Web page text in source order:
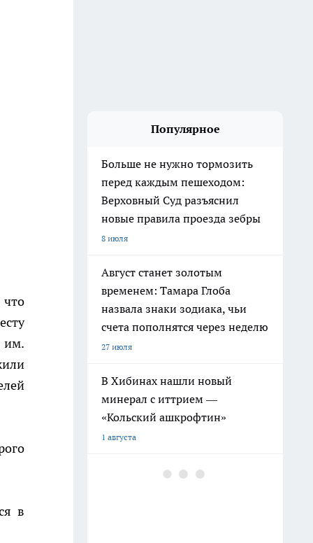
им.
в
Популярное
Больше не нужно тормозить
перед каждым пешеходом:
Верховный Суд разъяснил
новые правила проезда зебры
8 июля
Август станет золотым
временем: Тамара Глоба
назвала знаки зодиака, чьи
счета пополнятся через неделю
27 июля
В Хибинах нашли новый
минерал с иттрием —
«Кольский ашкрофтин»
1 августа
Вселенная исполнит ваши